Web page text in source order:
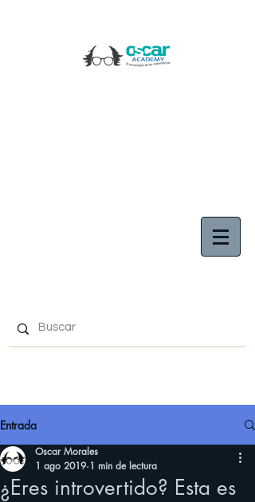
Entrada
¿Eres introvertido? Esta es
Oscar Morales
1 ago 2019 1 min de lectura